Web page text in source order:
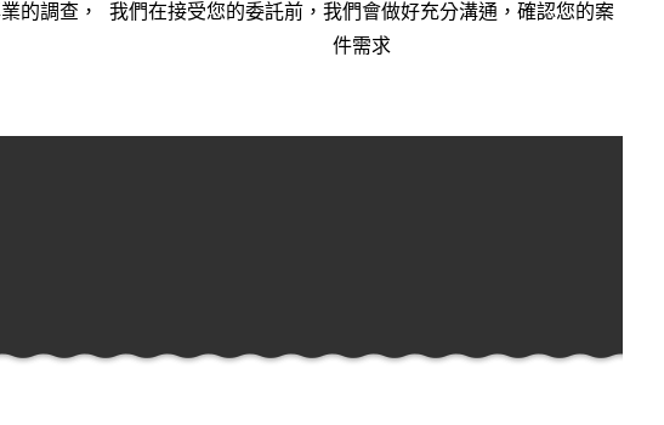
的調查，
我們在接受您的委託前，我們會做好充分溝通，確認您的案
件需求